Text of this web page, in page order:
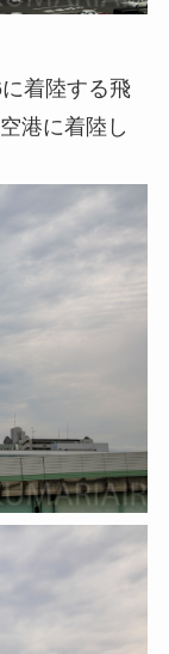
着陸する飛
港に着陸し